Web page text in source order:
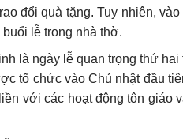
đổi quà tặng. Tuy nhiên,
lễ trong nhà thờ.
là ngày lễ quan trọng thứ
tổ chức vào Chủ nhật đầu
với các hoạt động tôn